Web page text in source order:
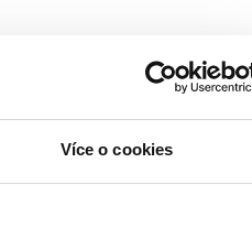
Více o cookies
partner, který se
rodiče(str. 75),
toho důvodu by mu